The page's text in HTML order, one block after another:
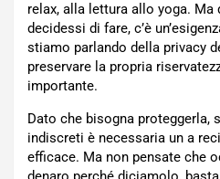
relax, alla lettura allo yoga.
decidessi di fare, c’è
stiamo parlando della privacy
preservare la propria
importante.
Dato che bisogna proteggerla,
indiscreti è necessaria un a
efficace. Ma non pensate che